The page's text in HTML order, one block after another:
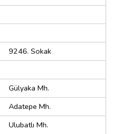
9246. Sokak
Gülyaka Mh.
Adatepe Mh.
Ulubatlı Mh.